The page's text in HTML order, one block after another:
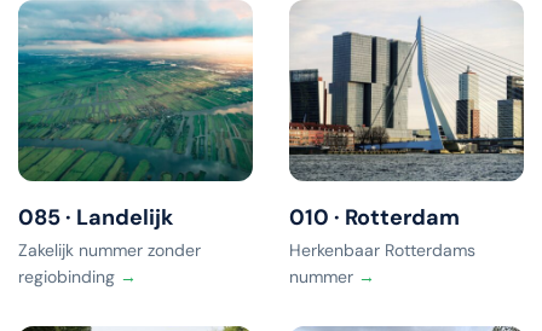
085 · Landelijk
Zakelijk nummer zonder
regiobinding →
010 · Rotterdam
Herkenbaar Rotterdams
nummer →